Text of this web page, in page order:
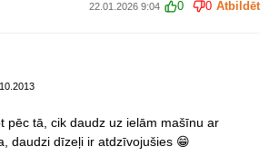
22.01.2026 9:04 0 0 Atbildēt
pēc tā, cik daudz uz ielām mašīnu ar
daudzi dīzeļi ir atdzīvojušies 😁